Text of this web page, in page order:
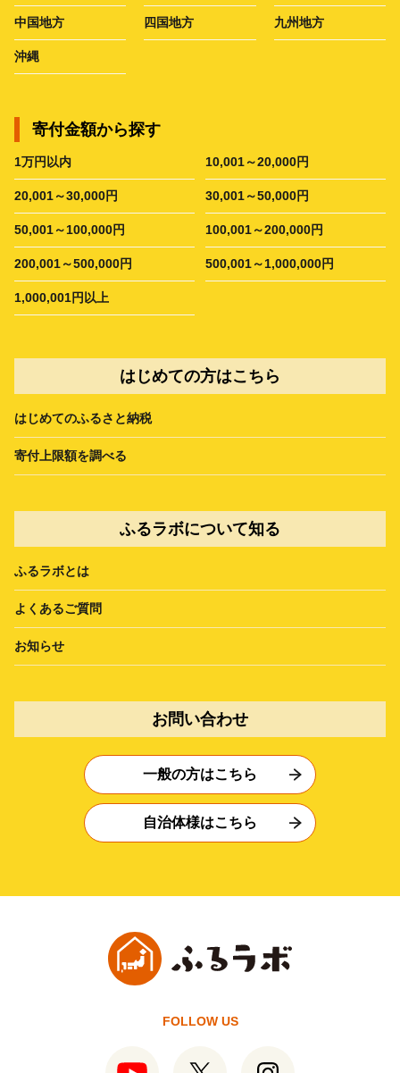
中国地方 四国地方 九州地方
沖縄
寄付金額から探す
1万円以内 10,001～20,000円
20,001～30,000円 30,001～50,000円
50,001～100,000円 100,001～200,000円
200,001～500,000円 500,001～1,000,000円
1,000,001円以上
はじめての方はこちら
はじめてのふるさと納税
寄付上限額を調べる
ふるラボについて知る
ふるラボとは
よくあるご質問
お知らせ
お問い合わせ
一般の方はこちら
自治体様はこちら
FOLLOW US